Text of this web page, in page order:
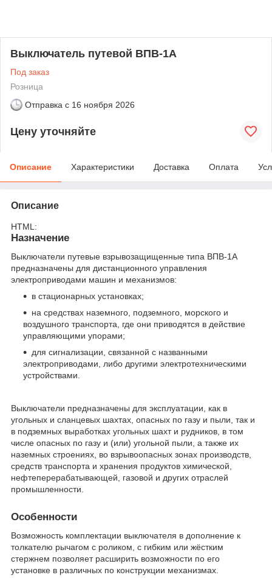
Выключатель путевой ВПВ-1А
Под заказ
Розница
Отправка с 16 ноября 2026
Цену уточняйте
Описание Характеристики Доставка Оплата
Описание
HTML:
Назначение
Выключатели путевые взрывозащищенные типа ВПВ-1А
предназначены для дистанционного управления
электроприводами машин и механизмов:
в стационарных установках;
на средствах наземного, подземного, морского и
воздушного транспорта, где они приводятся в действие
управляющими упорами;
для сигнализации, связанной с названными
электроприводами, либо другими электротехническими
устройствами.
Выключатели предназначены для эксплуатации, как в
угольных и сланцевых шахтах, опасных по газу и пыли, так и
в подземных выработках угольных шахт и рудников, в том
числе опасных по газу и (или) угольной пыли, а также их
наземных строениях, во взрывоопасных зонах производств,
средств транспорта и хранения продуктов химической,
нефтеперерабатывающей, газовой и других отраслей
промышленности.
Особенности
Возможность комплектации выключателя в дополнение к
толкателю рычагом с роликом, с гибким или жёстким
стержнем позволяет расширить возможности по его
установке в различных по конструкции механизмах.